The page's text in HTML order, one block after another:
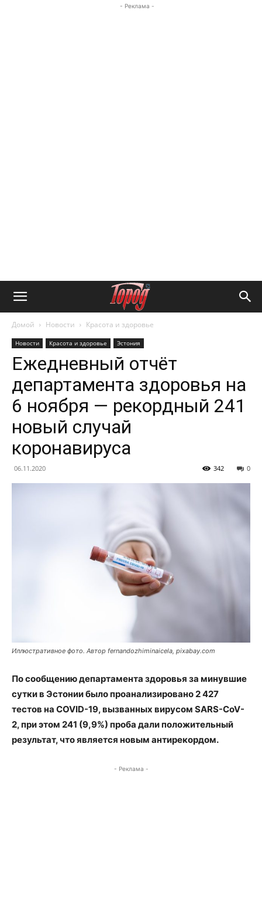
- Реклама -
Домой Новости Красота и здоровье
Новости Красота и здоровье Эстония
Ежедневный отчёт
департамента здоровья на
6 ноября — рекордный 241
новый случай
коронавируса
06.11.2020 0
342
Иллюстративное фото. Автор fernandozhiminaicela, pixabay.com
По сообщению департамента здоровья за минувшие
сутки в Эстонии было проанализировано 2 427
тестов на COVID-19, вызванных вирусом SARS-CoV-
2, при этом 241 (9,9%) проба дали положительный
результат, что является новым антирекордом.
- Реклама -